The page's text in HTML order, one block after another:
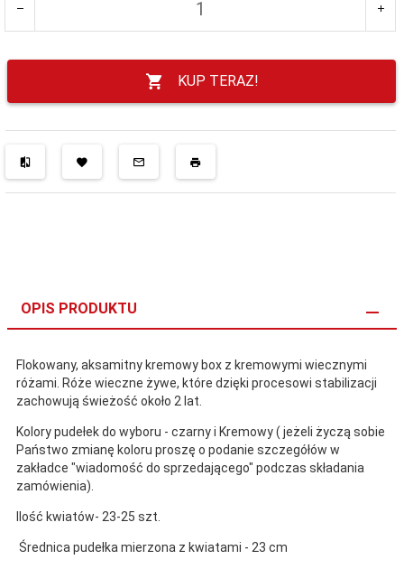
KUP TERAZ!
OPIS PRODUKTU
Flokowany, aksamitny kremowy box z kremowymi wiecznymi
różami. Róże wieczne żywe, które dzięki procesowi stabilizacji
zachowują świeżość około 2 lat.
Kolory pudełek do wyboru - czarny i Kremowy ( jeżeli życzą sobie
Państwo zmianę koloru proszę o podanie szczegółów w
zakładce "wiadomość do sprzedającego" podczas składania
zamówienia).
Ilość kwiatów- 23-25 szt.
Średnica pudełka mierzona z kwiatami - 23 cm